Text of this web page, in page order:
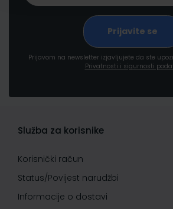
Prijavom na newsletter izjavljujete da ste
Privatnosti i sigurnosti
Služba za korisnike
Korisnički račun
Status/Povijest narudžbi
Informacije o dostavi